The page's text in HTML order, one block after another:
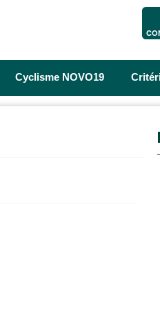
Cyclisme NOVO19